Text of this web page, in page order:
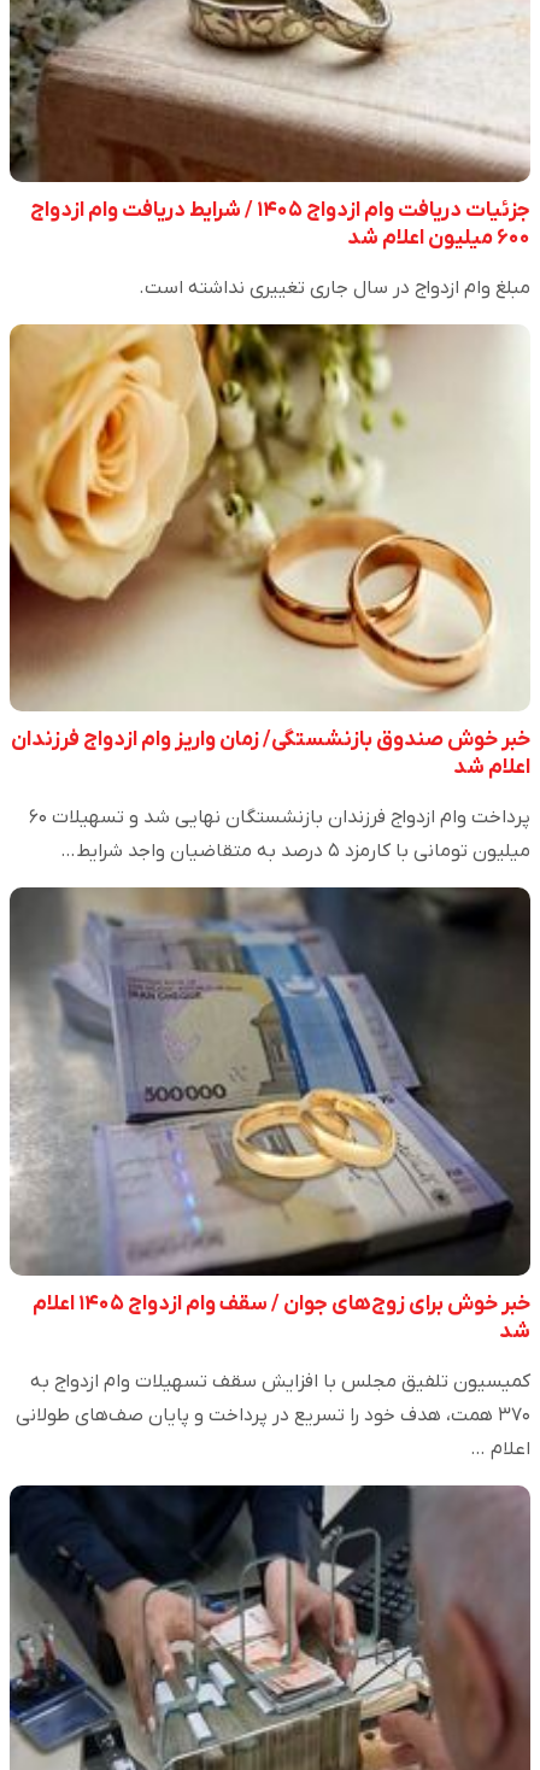
جزئیات دریافت وام ازدواج ۱۴۰۵ / شرایط دریافت وام ازدواج
۶۰۰ میلیون اعلام شد
مبلغ وام ازدواج در سال جاری تغییری نداشته است.
خبر خوش صندوق بازنشستگی/ زمان واریز وام ازدواج فرزندان
اعلام شد
پرداخت وام ازدواج فرزندان بازنشستگان نهایی شد و تسهیلات ۶۰
میلیون تومانی با کارمزد ۵ درصد به متقاضیان واجد شرایط…
خبر خوش برای زوج‌های جوان / سقف وام ازدواج ۱۴۰۵ اعلام
شد
کمیسیون تلفیق مجلس با افزایش سقف تسهیلات وام ازدواج به
۳۷۰ همت، هدف خود را تسریع در پرداخت و پایان صف‌های طولانی
اعلام …